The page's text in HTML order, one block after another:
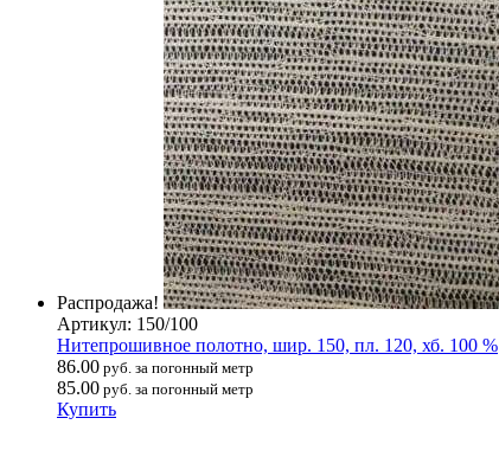
Распродажа!
Артикул: 150/100
Нитепрошивное полотно, шир. 150, пл. 120, хб. 100 %
86.00 руб. за погонный метр
85.00 руб. за погонный метр
Купить